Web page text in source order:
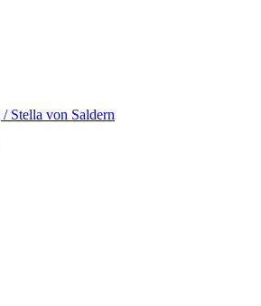
Stella von Saldern